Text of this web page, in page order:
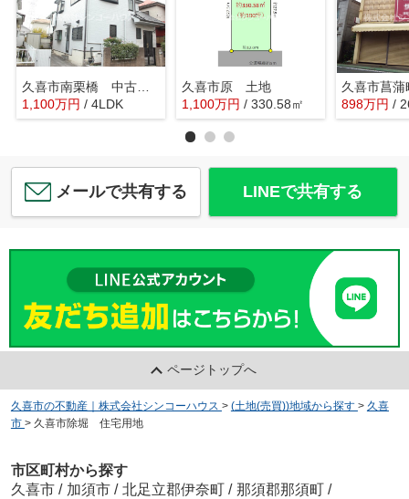
久喜市南栗橋 中古戸建
1,100万円 / 4LDK
久喜市原 土地
1,100万円 / 330.58㎡ 898万円 /
メールで共有する LINEで共有する
ページトップへ
久喜市の不動産｜株式会社シンコーハウス > (土地(売買))地域から探す > 久喜
市 > 久喜市除堀 住宅用地
市区町村から探す
久喜市 / 加須市 / 北足立郡伊奈町 / 那須郡那須町 /